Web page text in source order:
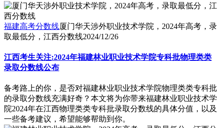
福建高考分数线厦门华天涉外职业技术学院，2024年高考，录
取最低分，江西分数线2024/12/26
江西考生关注:2024年福建林业职业技术学院专科批物理类类
录取分数线公布
备考路上的你，是否对福建林业职业技术学院物理类类专科批
的录取分数线充满好奇？本文将为你带来福建林业职业技术学
院2024年在江西物理类类专科批录取分数线的具体分值，以及
一些备考建议，希望能够帮助到你。